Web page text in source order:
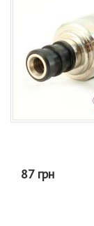
87 грн